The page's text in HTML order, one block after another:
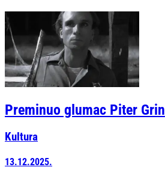
Preminuo glumac Piter Grin
Kultura
13.12.2025.